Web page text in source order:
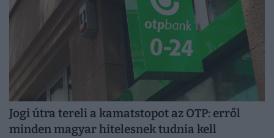
Jogi útra tereli a kamatstopot az OTP: erről
minden magyar hitelesnek tudnia kell